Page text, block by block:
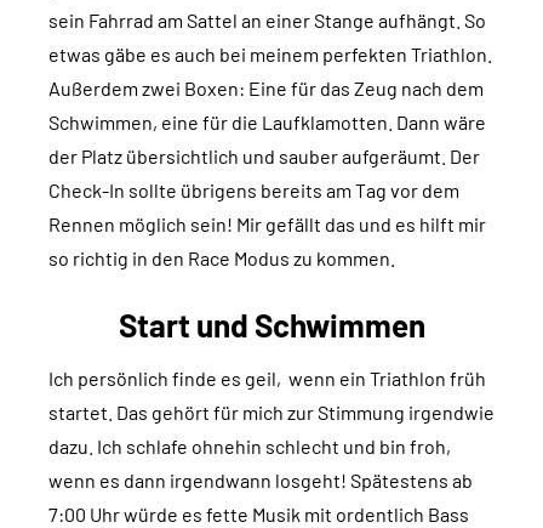
sein Fahrrad am Sattel an einer Stange aufhängt. So
etwas gäbe es auch bei meinem perfekten Triathlon.
Außerdem zwei Boxen: Eine für das Zeug nach dem
Schwimmen, eine für die Laufklamotten. Dann wäre
der Platz übersichtlich und sauber aufgeräumt. Der
Check-In sollte übrigens bereits am Tag vor dem
Rennen möglich sein! Mir gefällt das und es hilft mir
so richtig in den Race Modus zu kommen.
Start und Schwimmen
Ich persönlich finde es geil, wenn ein Triathlon früh
startet. Das gehört für mich zur Stimmung irgendwie
dazu. Ich schlafe ohnehin schlecht und bin froh,
wenn es dann irgendwann losgeht! Spätestens ab
7:00 Uhr würde es fette Musik mit ordentlich Bass